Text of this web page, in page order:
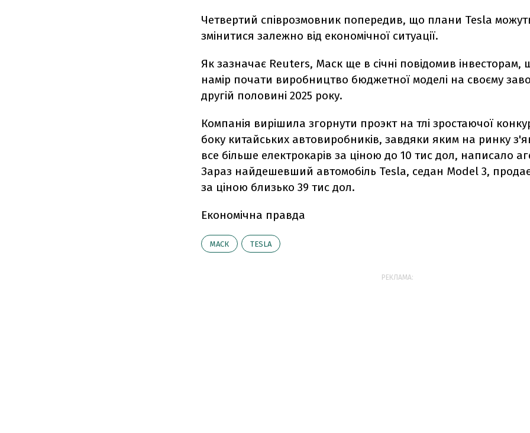
Четвертий співрозмовник попередив, що плани Tesla
змінитися залежно від економічної ситуації.
Як зазначає Reuters, Маск ще в січні повідомив інвесторам,
намір почати виробництво бюджетної моделі на своєму
другій половині 2025 року.
Компанія вирішила згорнути проэкт на тлі зростаючої
боку китайських автовиробників, завдяки яким на ринку
все більше електрокарів за ціною до 10 тис дол, написало
Зараз найдешевший автомобіль Tesla, седан Model 3,
за ціною близько 39 тис дол.
Економічна правда
МАСК TESLA
РЕКЛАМА: